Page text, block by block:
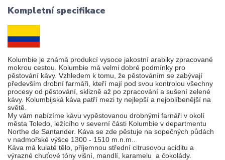
Kompletní specifikace
Kolumbie je známá produkcí vysoce jakostní arabiky zpracované
mokrou cestou. Kolumbie má velmi dobré podmínky pro
pěstování kávy. Vzhledem k tomu, že pěstováním se zabývají
především drobní farmáři, kteří mají pod svou kontrolou všechny
procesy od pěstování, sklizně až po zpracování a sušení zelené
kávy. Kolumbijská káva patří mezi ty nejlepší a nejoblíbenější na
světě.
My vám nabízíme kávu vypěstovanou drobnými farnáři v okolí
města Toledo, ležícího v severní části Kolumbie v departmentu
Northe de Santander. Káva se zde pěstuje na sopečných půdách
v nadmořské výšce 1300 - 1510 m.n.m..
Káva má kulaté tělo, příjemnou střední citrusovou aciditu a
výrazné chuťové tóny višní, mandlí, karamelu a čokolády.